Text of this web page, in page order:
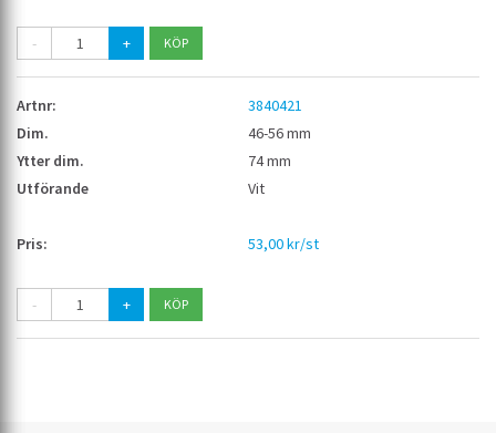
- +
3840421
46-56 mm
74 mm
Vit
53,00 kr/st
- +